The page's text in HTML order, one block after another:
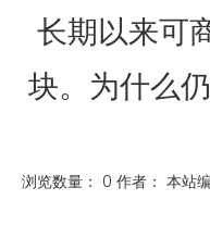
长期以来可
块。为什么
浏览数量： 0 作者： 本站